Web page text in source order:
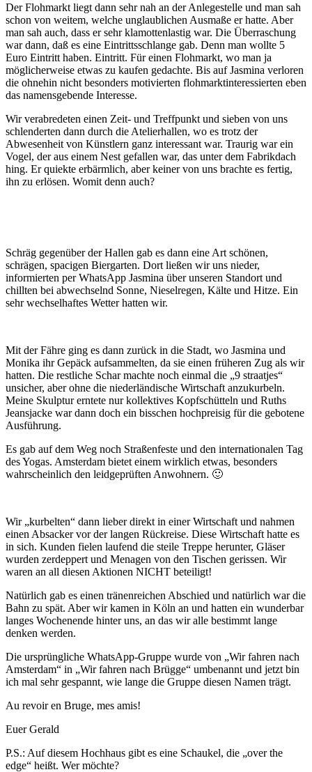
Der Flohmarkt liegt dann sehr nah an der Anlegestelle und man sah
schon von weitem, welche unglaublichen Ausmaße er hatte. Aber
man sah auch, dass er sehr klamottenlastig war. Die Überraschung
war dann, daß es eine Eintrittsschlange gab. Denn man wollte 5
Euro Eintritt haben. Eintritt. Für einen Flohmarkt, wo man ja
möglicherweise etwas zu kaufen gedachte. Bis auf Jasmina verloren
die ohnehin nicht besonders motivierten flohmarktinteressierten eben
das namensgebende Interesse.
Wir verabredeten einen Zeit- und Treffpunkt und sieben von uns
schlenderten dann durch die Atelierhallen, wo es trotz der
Abwesenheit von Künstlern ganz interessant war. Traurig war ein
Vogel, der aus einem Nest gefallen war, das unter dem Fabrikdach
hing. Er quiekte erbärmlich, aber keiner von uns brachte es fertig,
ihn zu erlösen. Womit denn auch?
Schräg gegenüber der Hallen gab es dann eine Art schönen,
schrägen, spacigen Biergarten. Dort ließen wir uns nieder,
informierten per WhatsApp Jasmina über unseren Standort und
chillten bei abwechselnd Sonne, Nieselregen, Kälte und Hitze. Ein
sehr wechselhaftes Wetter hatten wir.
Mit der Fähre ging es dann zurück in die Stadt, wo Jasmina und
Monika ihr Gepäck aufsammelten, da sie einen früheren Zug als wir
hatten. Die restliche Schar machte noch einmal die „9 straatjes“
unsicher, aber ohne die niederländische Wirtschaft anzukurbeln.
Meine Skulptur erntete nur kollektives Kopfschütteln und Ruths
Jeansjacke war dann doch ein bisschen hochpreisig für die gebotene
Ausführung.
Es gab auf dem Weg noch Straßenfeste und den internationalen Tag
des Yogas. Amsterdam bietet einem wirklich etwas, besonders
wahrscheinlich den leidgeprüften Anwohnern. 🙂
Wir „kurbelten“ dann lieber direkt in einer Wirtschaft und nahmen
einen Absacker vor der langen Rückreise. Diese Wirtschaft hatte es
in sich. Kunden fielen laufend die steile Treppe herunter, Gläser
wurden zerdeppert und Menagen von den Tischen gerissen. Wir
waren an all diesen Aktionen NICHT beteiligt!
Natürlich gab es einen tränenreichen Abschied und natürlich war die
Bahn zu spät. Aber wir kamen in Köln an und hatten ein wunderbar
langes Wochenende hinter uns, an das wir alle bestimmt lange
denken werden.
Die ursprüngliche WhatsApp-Gruppe wurde von „Wir fahren nach
Amsterdam“ in „Wir fahren nach Brügge“ umbenannt und jetzt bin
ich mal sehr gespannt, wie lange die Gruppe diesen Namen trägt.
Au revoir en Bruge, mes amis!
Euer Gerald
P.S.: Auf diesem Hochhaus gibt es eine Schaukel, die „over the
edge“ heißt. Wer möchte?